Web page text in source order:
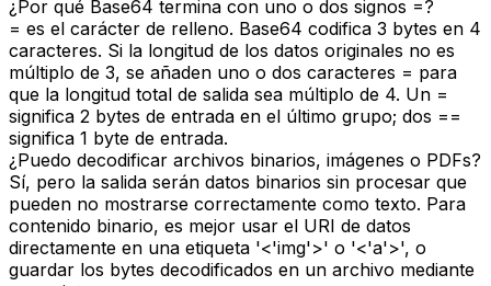
¿Por qué Base64 termina con uno o dos signos =?
= es el carácter de relleno. Base64 codifica 3 bytes en 4
caracteres. Si la longitud de los datos originales no es
múltiplo de 3, se añaden uno o dos caracteres = para
que la longitud total de salida sea múltiplo de 4. Un =
significa 2 bytes de entrada en el último grupo; dos ==
significa 1 byte de entrada.
¿Puedo decodificar archivos binarios, imágenes o PDFs?
Sí, pero la salida serán datos binarios sin procesar que
pueden no mostrarse correctamente como texto. Para
contenido binario, es mejor usar el URI de datos
directamente en una etiqueta '<'img'>' o '<'a'>', o
guardar los bytes decodificados en un archivo mediante